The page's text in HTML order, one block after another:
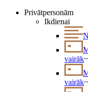
Privātpersonām
Ikdienai
vairāk
vairāk